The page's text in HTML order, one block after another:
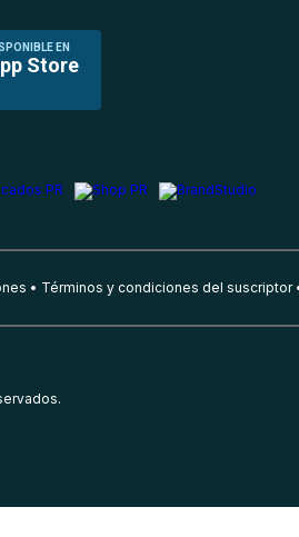
EN
Store
Términos y condiciones del suscriptor